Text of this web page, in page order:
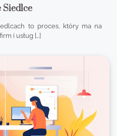
Siedlce
to proces, który ma na
i usług […]